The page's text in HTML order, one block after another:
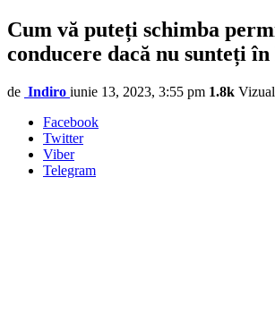
Cum vă puteți schimba
conducere dacă nu sunteți
de Indiro iunie 13, 2023, 3:55 pm 1.8k
Facebook
Twitter
Viber
Telegram